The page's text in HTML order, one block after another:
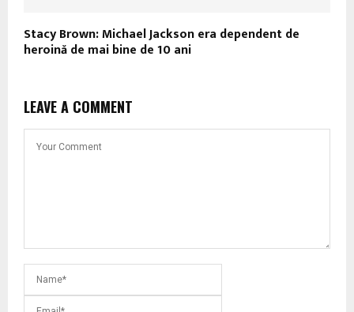
Stacy Brown: Michael Jackson era dependent de
heroină de mai bine de 10 ani
LEAVE A COMMENT